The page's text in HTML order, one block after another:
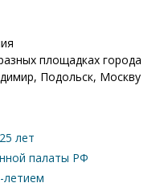
площадках города
Подольск, Москву
лет
палаты РФ
летием